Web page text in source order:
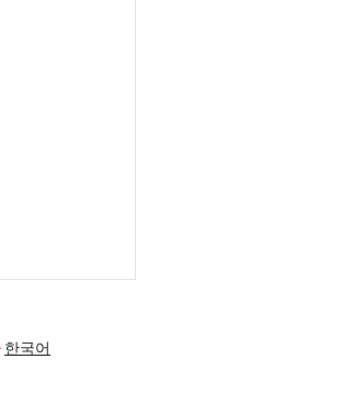
한국어